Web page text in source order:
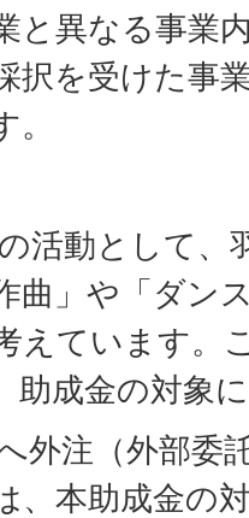
と異なる事業
択を受けた事
活動として、
曲」や「ダン
えています。
助成金の対象
外注（外部委
、本助成金の